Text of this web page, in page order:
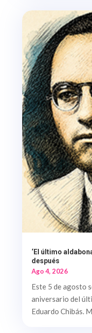
‘El último
después
Ago 4, 2026
Este 5 de agosto
aniversario del
Eduardo Chibás.